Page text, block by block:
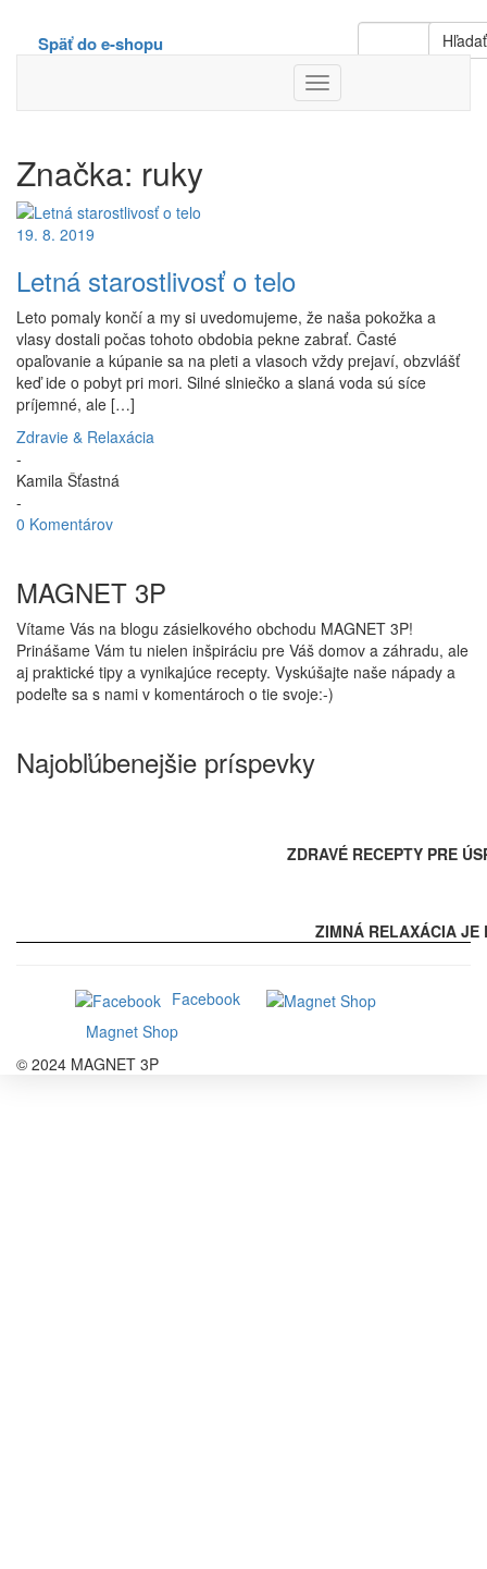
Hľadať
Späť do e-shopu
Toggle
Navigation
Značka: ruky
19. 8. 2019
Letná starostlivosť o telo
Leto pomaly končí a my si uvedomujeme, že naša pokožka a
vlasy dostali počas tohoto obdobia pekne zabrať. Časté
opaľovanie a kúpanie sa na pleti a vlasoch vždy prejaví, obzvlášť
keď ide o pobyt pri mori. Silné slniečko a slaná voda sú síce
príjemné, ale […]
Zdravie & Relaxácia
-
Kamila Šťastná
-
0 Komentárov
MAGNET 3P
Vítame Vás na blogu zásielkového obchodu MAGNET 3P!
Prinášame Vám tu nielen inšpiráciu pre Váš domov a záhradu, ale
aj praktické tipy a vynikajúce recepty. Vyskúšajte naše nápady a
podeľte sa s nami v komentároch o tie svoje:-)
Najobľúbenejšie príspevky
ZDRAVÉ RECEPTY PRE
ZIMNÁ RELAXÁCIA JE
Facebook
Magnet Shop
© 2024 MAGNET 3P